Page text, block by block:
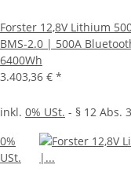
Forster 12,8V Lithium
BMS-2.0 | 500A
6400Wh
3.403,36 € *
inkl. 0% USt. - § 12 Abs.
0%
USt.